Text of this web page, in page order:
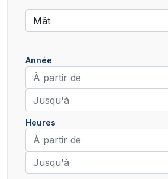
Année
Heures